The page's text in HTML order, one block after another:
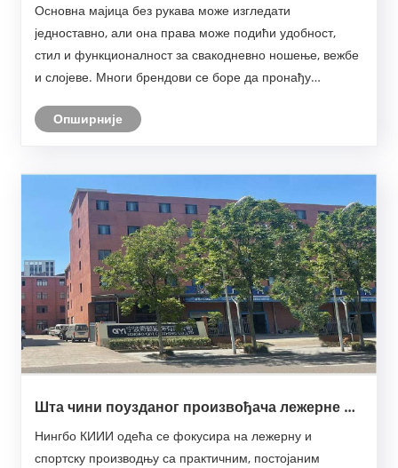
слојевитост у вашој гардероби?
Основна мајица без рукава може изгледати
једноставно, али она права може подићи удобност,
стил и функционалност за свакодневно ношење, вежбе
и слојеве. Многи брендови се боре да пронађу
економичност. У овом чланку се испитује да ли КИИИ
Опширније
Шта чини поузданог произвођача лежерне и
Нингбо КИИИ одећа се фокусира на лежерну и
спортску производњу са практичним, постојаним